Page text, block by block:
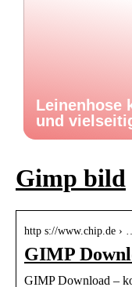
Leinenhose
und
Gimp bild
http s://www.chip.de ›
GIMP
GIMP Download –